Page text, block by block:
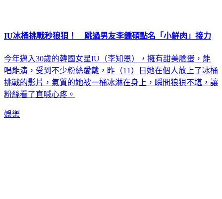
IU冰桶挑戰秒狼狽！ 跳過男友李鍾碩點名「小鮮肉」接力
今年邁入30歲的韓國女星IU（李知恩），擁有甜美臉蛋，能
唱能演，受到不少粉絲愛戴，昨（11）日她在個人放上了冰桶
挑戰的影片，氣質的她被一桶冰淋在身上，瞬間狼狽不堪，讓
粉絲看了直喊心疼。
娛樂